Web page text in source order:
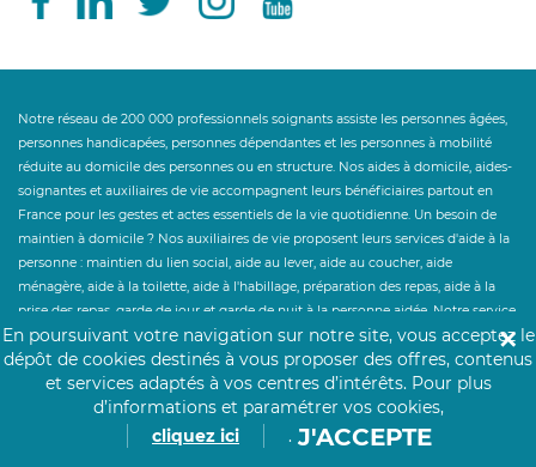
Notre réseau de 200 000 professionnels soignants assiste les personnes âgées,
personnes handicapées, personnes dépendantes et les personnes à mobilité
réduite au domicile des personnes ou en structure. Nos aides à domicile, aides-
soignantes et auxiliaires de vie accompagnent leurs bénéficiaires partout en
France pour les gestes et actes essentiels de la vie quotidienne. Un besoin de
maintien à domicile ? Nos auxiliaires de vie proposent leurs services d'aide à la
personne : maintien du lien social, aide au lever, aide au coucher, aide
ménagère, aide à la toilette, aide à l'habillage, préparation des repas, aide à la
prise des repas, garde de jour et garde de nuit à la personne aidée. Notre service
d'aide à la personne accompagne le maintien à domicile et le retour à domicile
après hospitalisation. Click&Care ouvre droit à des aides financières telles que
l'Allocation Personnalisée d'Autonomie et au crédit d'impôt des services à la
personne à hauteur de 50%. Un besoin de personnel hospitalier en
établissement ? Click&Care recrute pour vous les soignants et infirmiers les plus
En poursuivant votre navigation sur notre site, vous acceptez le
dépôt de cookies destinés à vous proposer des offres, contenus
et services adaptés à vos centres d’intérêts. Pour plus
d’informations et paramétrer vos cookies,
cliquez ici
. J'ACCEPTE
✕